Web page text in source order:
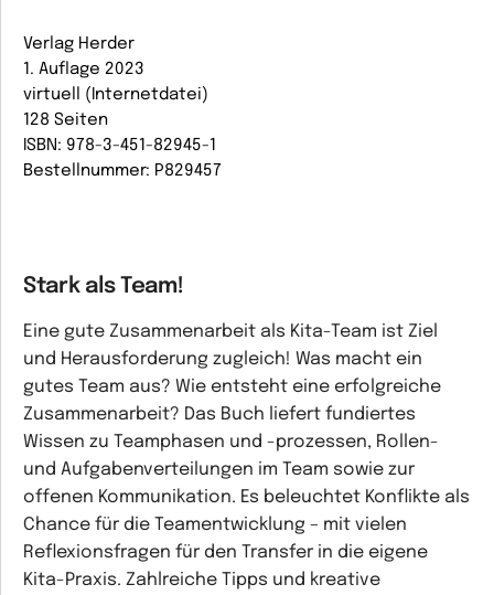
Verlag Herder
1. Auflage 2023
virtuell (Internetdatei)
128 Seiten
ISBN: 978-3-451-82945-1
Bestellnummer: P829457
Stark als Team!
Eine gute Zusammenarbeit als Kita-Team ist Ziel
und Herausforderung zugleich! Was macht ein
gutes Team aus? Wie entsteht eine erfolgreiche
Zusammenarbeit? Das Buch liefert fundiertes
Wissen zu Teamphasen und -prozessen, Rollen-
und Aufgabenverteilungen im Team sowie zur
offenen Kommunikation. Es beleuchtet Konflikte als
Chance für die Teamentwicklung – mit vielen
Reflexionsfragen für den Transfer in die eigene
Kita-Praxis. Zahlreiche Tipps und kreative